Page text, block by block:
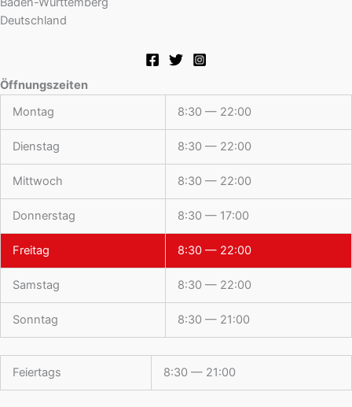
Deutschland
Öffnungszeiten
Montag
8:30 — 22:00
Dienstag 8:30 — 22:00
Mittwoch 8:30 — 22:00
Donnerstag 8:30 — 17:00
Freitag 8:30 — 22:00
Samstag 8:30 — 22:00
Sonntag 8:30 — 21:00
Feiertags 8:30 — 21:00